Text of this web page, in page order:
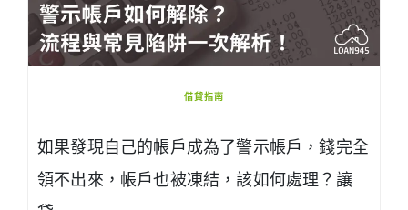
借貸指南
如果發現自己的帳戶成為了警示帳戶，錢完全
領不出來，帳戶也被凍結，該如何處理？讓